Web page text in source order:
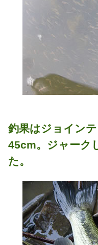
釣果はジョインテ
45cm。ジャーク
た。